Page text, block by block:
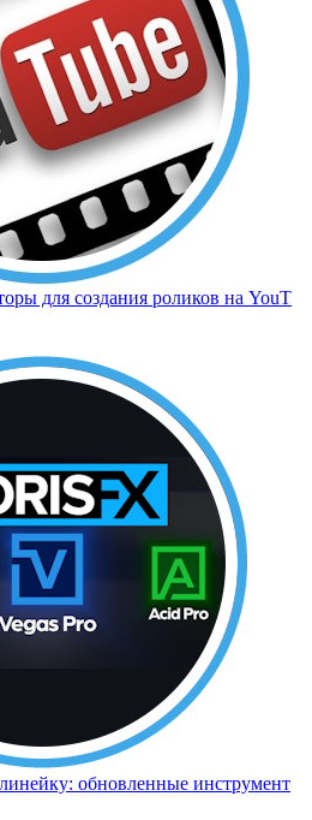
для создания роликов на YouT
обновленные инструмент